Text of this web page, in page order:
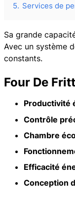
5. Services de
Sa grande
Avec un système
constants.
Four De
Productivité
Contrôle
Chambre
Efficacité
Conception